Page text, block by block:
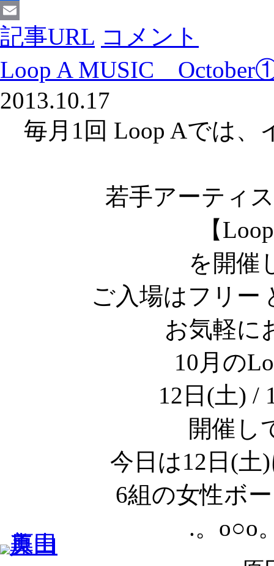
Facebook
Email
記事URL コメント
Loop A MUSIC
2013.10.17
毎月1回 Loop Aでは
若手アーティ
【
を開催
ご入場はフリー
お気軽に
10月の
12日(土) /
開催し
今日は12日(土
6組の女性ボ
.。o○o